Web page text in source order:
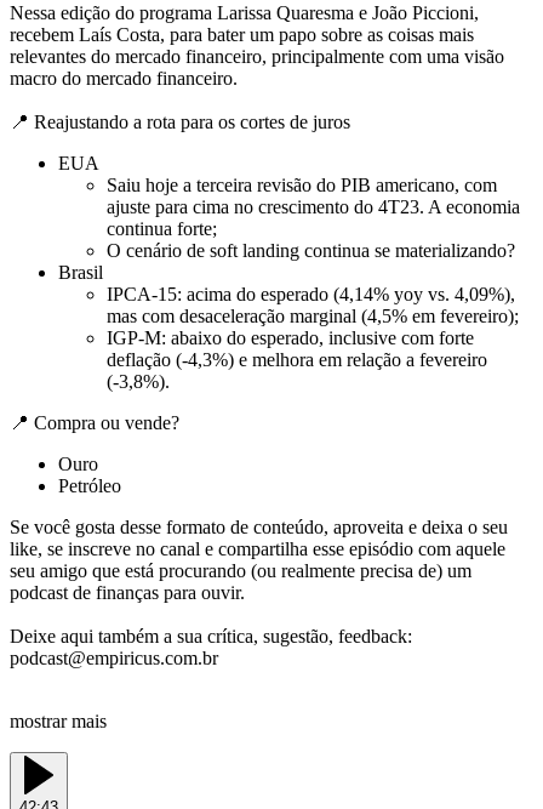
Nessa edição do programa Larissa Quaresma e João Piccioni,
recebem Laís Costa, para bater um papo sobre as coisas mais
relevantes do mercado financeiro, principalmente com uma visão
macro do mercado financeiro.
📍 Reajustando a rota para os cortes de juros
EUA
Saiu hoje a terceira revisão do PIB americano, com
ajuste para cima no crescimento do 4T23. A economia
continua forte;
O cenário de soft landing continua se materializando?
Brasil
IPCA-15: acima do esperado (4,14% yoy vs. 4,09%),
mas com desaceleração marginal (4,5% em fevereiro);
IGP-M: abaixo do esperado, inclusive com forte
deflação (-4,3%) e melhora em relação a fevereiro
(-3,8%).
📍 Compra ou vende?
Ouro
Petróleo
Se você gosta desse formato de conteúdo, aproveita e deixa o seu
like, se inscreve no canal e compartilha esse episódio com aquele
seu amigo que está procurando (ou realmente precisa de) um
podcast de finanças para ouvir.
Deixe aqui também a sua crítica, sugestão, feedback:
podcast@empiricus.com.br
mostrar mais